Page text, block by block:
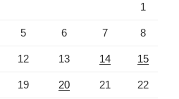
1
5 6 7 8
12 13 14 15
19 20 21 22